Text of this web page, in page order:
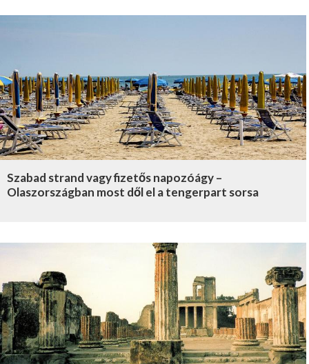
Szabad strand vagy fizetős napozóágy –
Olaszországban most dől el a tengerpart sorsa